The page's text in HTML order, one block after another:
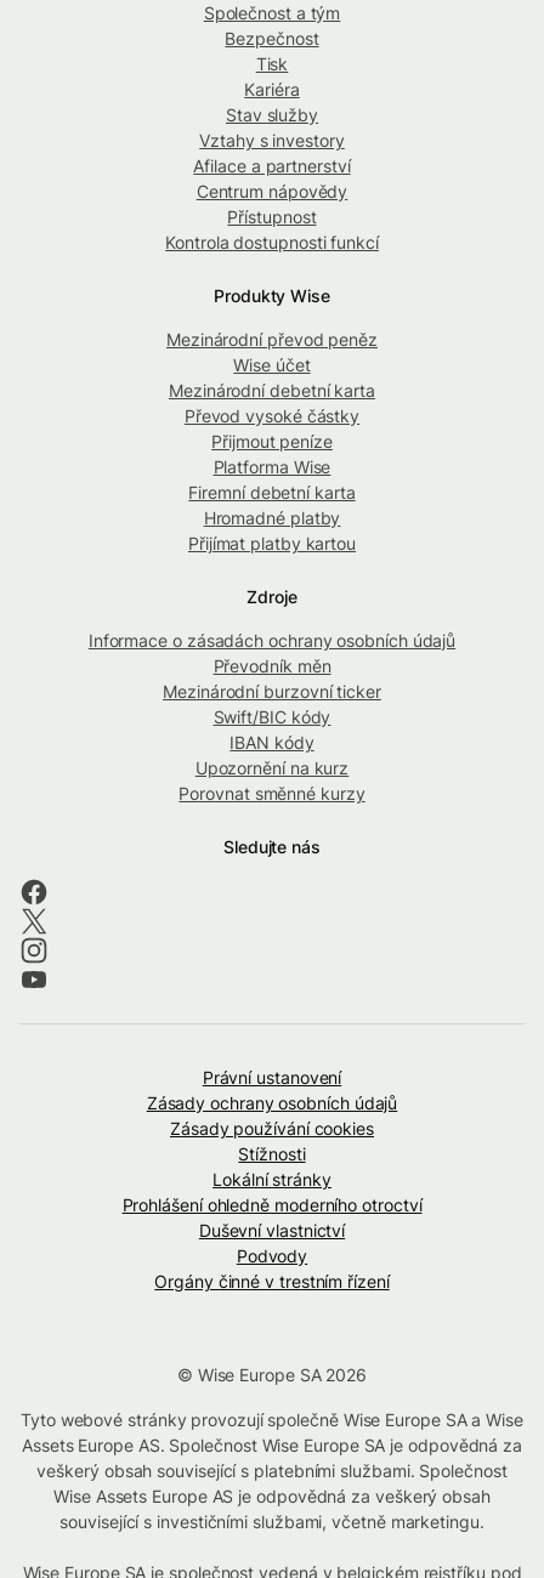
Společnost a tým
Bezpečnost
Tisk
Kariéra
Stav služby
Vztahy s investory
Afilace a partnerství
Centrum nápovědy
Přístupnost
Kontrola dostupnosti funkcí
Produkty Wise
Mezinárodní převod peněz
Wise účet
Mezinárodní debetní karta
Převod vysoké částky
Přijmout peníze
Platforma Wise
Firemní debetní karta
Hromadné platby
Přijímat platby kartou
Zdroje
Informace o zásadách ochrany osobních údajů
Převodník měn
Mezinárodní burzovní ticker
Swift/BIC kódy
IBAN kódy
Upozornění na kurz
Porovnat směnné kurzy
Sledujte nás
Právní ustanovení
Zásady ochrany osobních údajů
Zásady používání cookies
Stížnosti
Lokální stránky
Prohlášení ohledně moderního otroctví
Duševní vlastnictví
Podvody
Orgány činné v trestním řízení
© Wise Europe SA 2026
Tyto webové stránky provozují společně Wise Europe SA a Wise
Assets Europe AS. Společnost Wise Europe SA je odpovědná za
veškerý obsah související s platebními službami. Společnost
Wise Assets Europe AS je odpovědná za veškerý obsah
související s investičními službami, včetně marketingu.
Wise Europe SA je společnost vedená v belgickém rejstříku pod